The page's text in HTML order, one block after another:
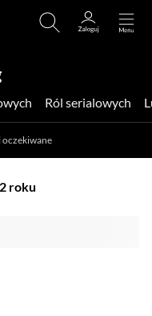
Ról serialowych
roku